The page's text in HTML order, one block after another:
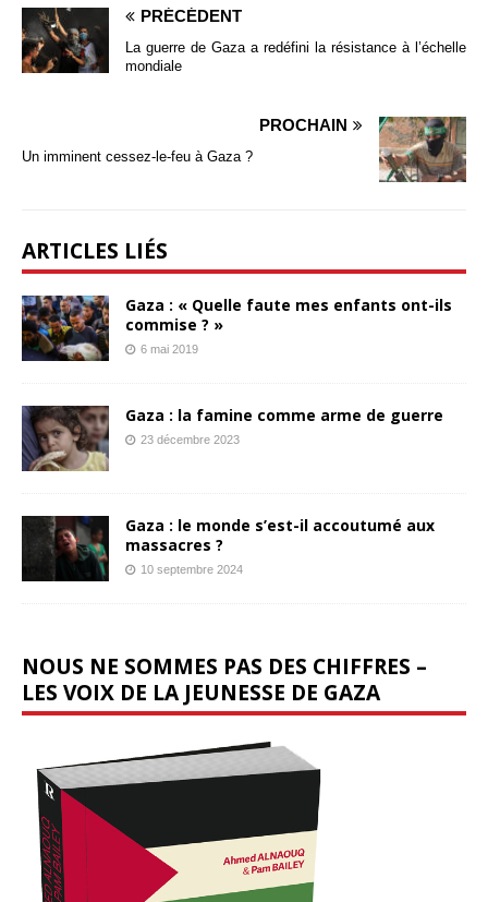
PRÉCÉDENT
La guerre de Gaza a redéfini la résistance à l’échelle
mondiale
PROCHAIN
Un imminent cessez-le-feu à Gaza ?
ARTICLES LIÉS
Gaza : « Quelle faute mes enfants ont-ils
commise ? »
6 mai 2019
Gaza : la famine comme arme de guerre
23 décembre 2023
Gaza : le monde s’est-il accoutumé aux
massacres ?
10 septembre 2024
NOUS NE SOMMES PAS DES CHIFFRES –
LES VOIX DE LA JEUNESSE DE GAZA